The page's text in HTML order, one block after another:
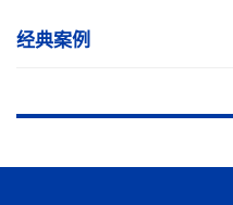
经典案例